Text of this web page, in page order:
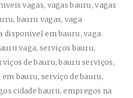
vagas, vagas bauru, vagas
bauru vagas, vaga
disponivel em bauru, vaga
vaga, serviços bauru,
de bauru, bauru serviços,
bauru, serviço de bauru,
cidade bauru, empregos na